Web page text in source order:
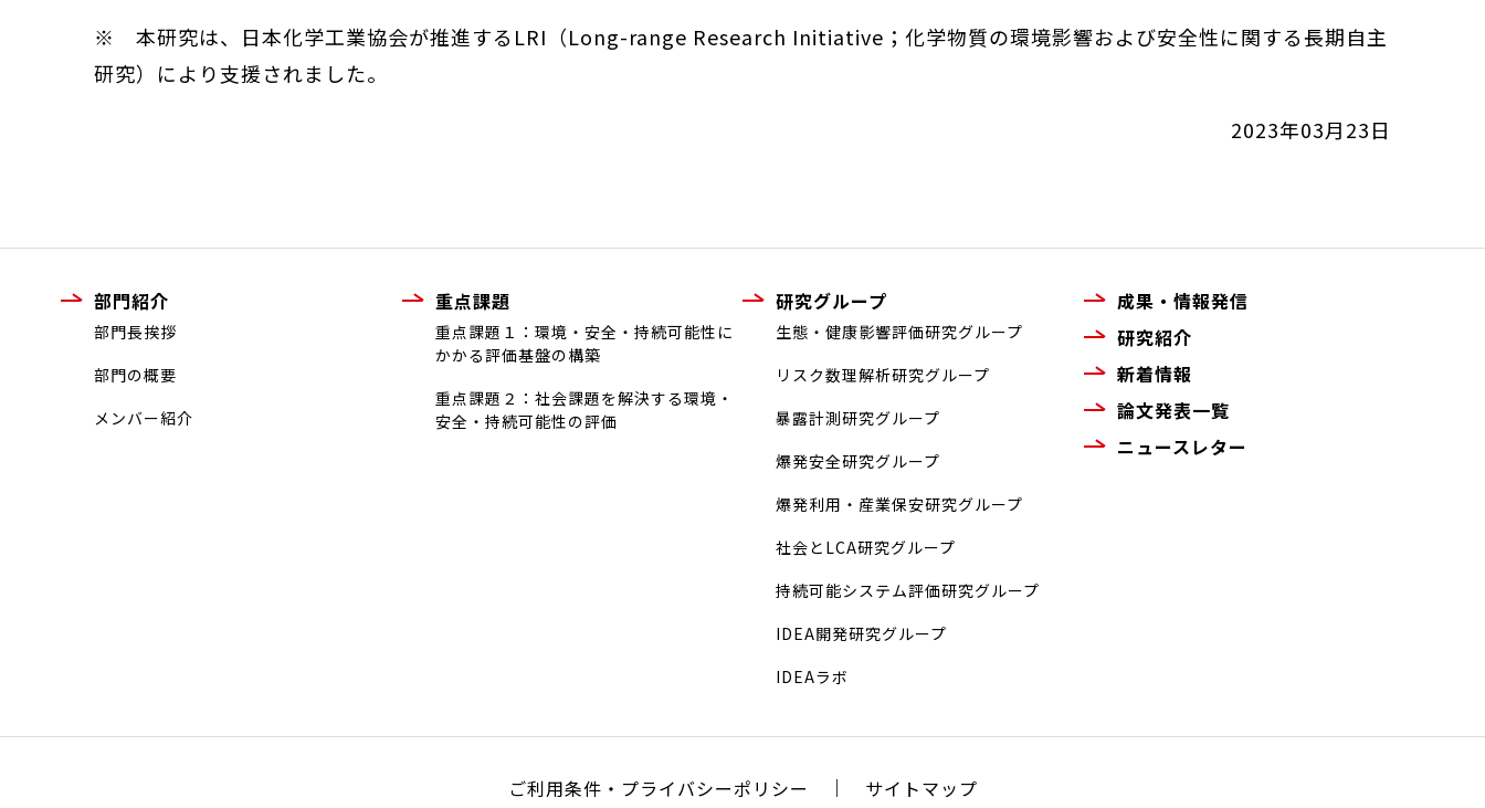
※ 本研究は、日本化学工業協会が推進するLRI（Long-range Research Initiative；化学物質の環境影響および安全性に関する長期自主
研究）により支援されました。
2023年03月23日
部門紹介
部門長挨拶
部門の概要
メンバー紹介
重点課題
重点課題１：環境・安全・持続可能性に
かかる評価基盤の構築
重点課題２：社会課題を解決する環境・
安全・持続可能性の評価
研究グループ
生態・健康影響評価研究グループ
リスク数理解析研究グループ
暴露計測研究グループ
爆発安全研究グループ
爆発利用・産業保安研究グループ
社会とLCA研究グループ
持続可能システム評価研究グループ
IDEA開発研究グループ
IDEAラボ
成果・情報発信
研究紹介
新着情報
論文発表一覧
ニュースレター
ご利用条件・プライバシーポリシー サイトマップ